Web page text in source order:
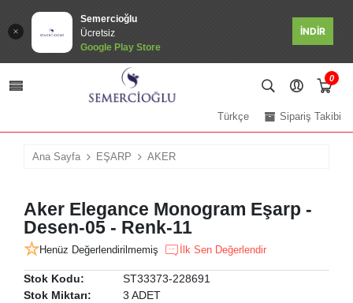
Semercioğlu
Ücretsiz
Google Play Store
İNDİR
0
Sipariş Takibi
Türkçe
Ana Sayfa EŞARP AKER
Aker Elegance Monogram Eşarp -
Desen-05 - Renk-11
Henüz Değerlendirilmemiş İlk Sen Değerlendir
Stok Kodu:
ST33373-228691
Stok Miktarı:
3 ADET